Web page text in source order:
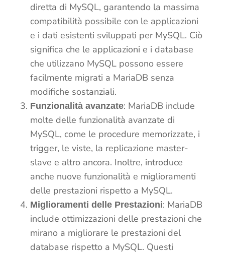
diretta di MySQL, garantendo la massima
compatibilità possibile con le applicazioni
e i dati esistenti sviluppati per MySQL. Ciò
significa che le applicazioni e i database
che utilizzano MySQL possono essere
facilmente migrati a MariaDB senza
modifiche sostanziali.
Funzionalità avanzate: MariaDB include
molte delle funzionalità avanzate di
MySQL, come le procedure memorizzate, i
trigger, le viste, la replicazione master-
slave e altro ancora. Inoltre, introduce
anche nuove funzionalità e miglioramenti
delle prestazioni rispetto a MySQL.
Miglioramenti delle Prestazioni: MariaDB
include ottimizzazioni delle prestazioni che
mirano a migliorare le prestazioni del
database rispetto a MySQL. Questi